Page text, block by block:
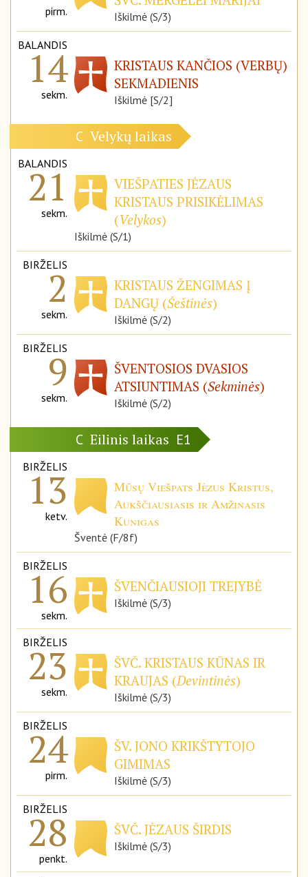
pirm. Iškilmė (S/3)
BALANDIS
14
sekm.
KRISTAUS KANČIOS (VERBŲ)
SEKMADIENIS
Iškilmė [S/2]
C Velykų laikas
BALANDIS
21
sekm.
VIEŠPATIES JĖZAUS
KRISTAUS PRISIKĖLIMAS
(Velykos)
Iškilmė (S/1)
BIRŽELIS
2
sekm.
KRISTAUS ŽENGIMAS Į
DANGŲ (Šeštinės)
Iškilmė (S/2)
BIRŽELIS
9
sekm.
ŠVENTOSIOS DVASIOS
ATSIUNTIMAS (Sekminės)
Iškilmė (S/2)
C Eilinis laikas E1
BIRŽELIS
13
ketv.
Mūsų Viešpats Jėzus Kristus,
Aukščiausiasis ir Amžinasis
Kunigas
Šventė (F/8f)
BIRŽELIS
16
sekm.
ŠVENČIAUSIOJI TREJYBĖ
Iškilmė (S/3)
BIRŽELIS
23
sekm.
ŠVČ. KRISTAUS KŪNAS IR
KRAUJAS (Devintinės)
Iškilmė (S/3)
BIRŽELIS
24
pirm.
ŠV. JONO KRIKŠTYTOJO
GIMIMAS
Iškilmė (S/3)
BIRŽELIS
28
penkt.
ŠVČ. JĖZAUS ŠIRDIS
Iškilmė (S/3)